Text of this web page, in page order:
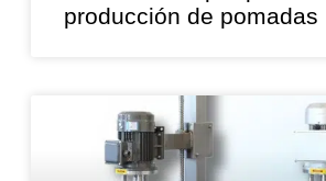
producción de pomadas